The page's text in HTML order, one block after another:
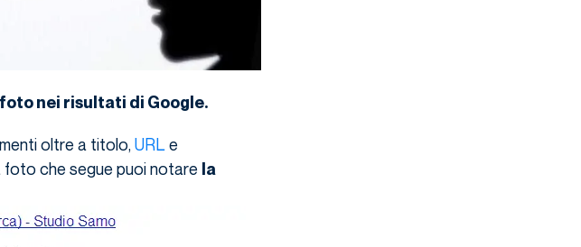
nei risultati di Google.
oltre a titolo,URLe
foto che segue puoi notare la